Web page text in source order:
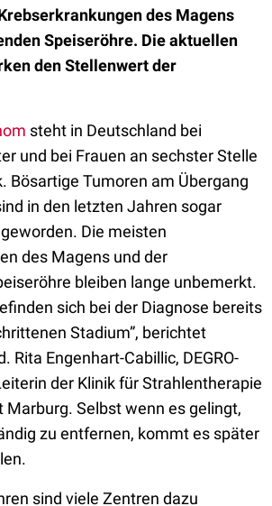
des Magens
Speiseröhre. Die aktuellen
den Stellenwert der
steht in Deutschland bei
und bei Frauen an sechster Stelle
Bösartige Tumoren am Übergang
in den letzten Jahren sogar
Die meisten
des Magens und der
bleiben lange unbemerkt.
sich bei der Diagnose bereits
Stadium”, berichtet
Rita Engenhart-Cabillic, DEGRO-
der Klinik für Strahlentherapie
Marburg. Selbst wenn es gelingt,
zu entfernen, kommt es später
sind viele Zentren dazu